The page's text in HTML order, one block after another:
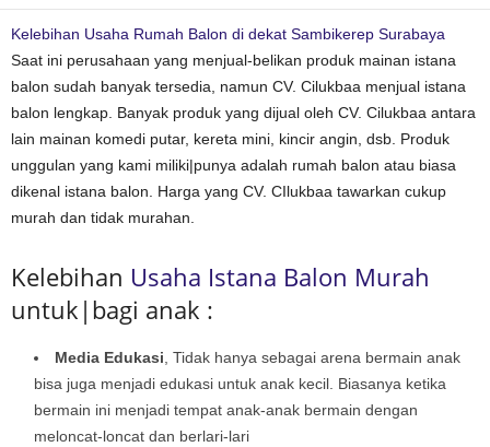
Kelebihan Usaha Rumah Balon di dekat Sambikerep Surabaya
Saat ini perusahaan yang menjual-belikan produk mainan istana
balon sudah banyak tersedia, namun CV. Cilukbaa menjual istana
balon lengkap. Banyak produk yang dijual oleh CV. Cilukbaa antara
lain mainan komedi putar, kereta mini, kincir angin, dsb. Produk
unggulan yang kami miliki|punya adalah rumah balon atau biasa
dikenal istana balon. Harga yang CV. CIlukbaa tawarkan cukup
murah dan tidak murahan.
Kelebihan Usaha Istana Balon Murah
untuk|bagi anak :
Media Edukasi , Tidak hanya sebagai arena bermain anak
bisa juga menjadi edukasi untuk anak kecil. Biasanya ketika
bermain ini menjadi tempat anak-anak bermain dengan
meloncat-loncat dan berlari-lari